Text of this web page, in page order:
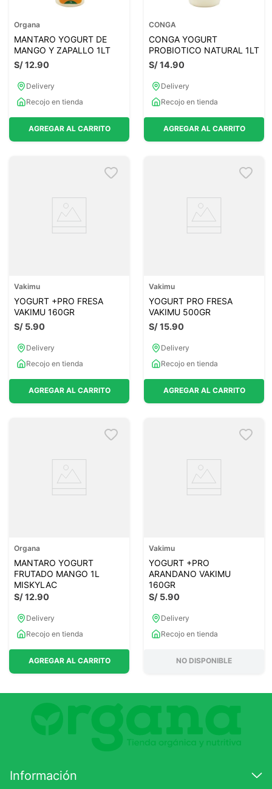
Organa
MANTARO YOGURT DE
MANGO Y ZAPALLO 1LT
S/12.90
Delivery
Recojo en tienda
AGREGAR AL CARRITO
CONGA
CONGA YOGURT
PROBIOTICO NATURAL 1LT
S/14.90
Delivery
Recojo en tienda
AGREGAR AL CARRITO
Vakimu
YOGURT +PRO FRESA
VAKIMU 160GR
S/ 5.90
Delivery
Recojo en tienda
AGREGAR AL CARRITO
Vakimu
YOGURT PRO FRESA
VAKIMU 500GR
S/15.90
Delivery
Recojo en tienda
AGREGAR AL CARRITO
Organa
MANTARO YOGURT
FRUTADO MANGO 1L
MISKYLAC
S/12.90
Delivery
Recojo en tienda
AGREGAR AL CARRITO
Vakimu
YOGURT +PRO
ARANDANO VAKIMU
160GR
S/ 5.90
Delivery
Recojo en tienda
NO DISPONIBLE
Información